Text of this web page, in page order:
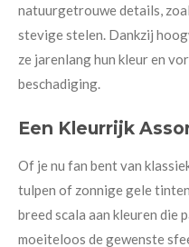
natuurgetrouwe details,
stevige stelen. Dankzij
ze jarenlang hun kleur en
beschadiging.
Een Kleurrijk
Of je nu fan bent van
tulpen of zonnige gele
breed scala aan kleuren die
moeiteloos de gewenste